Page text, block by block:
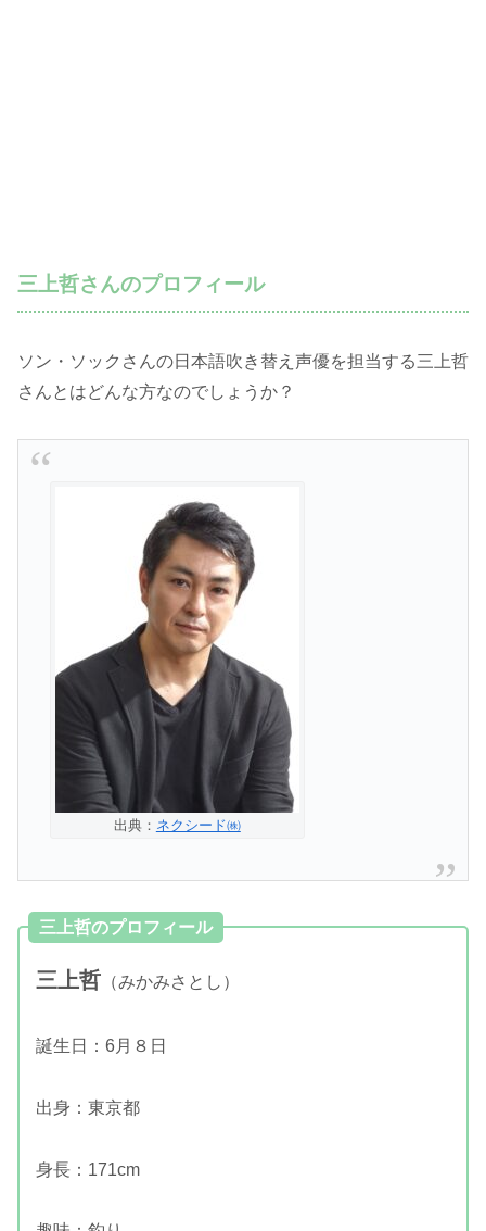
三上哲さんのプロフィール
ソン・ソックさんの日本語吹き替え声優を担当する三上哲
さんとはどんな方なのでしょうか？
出典： ネクシード㈱
三上哲のプロフィール
三上哲 （みかみさとし）
誕生日：6月８日
出身：東京都
身長：171cm